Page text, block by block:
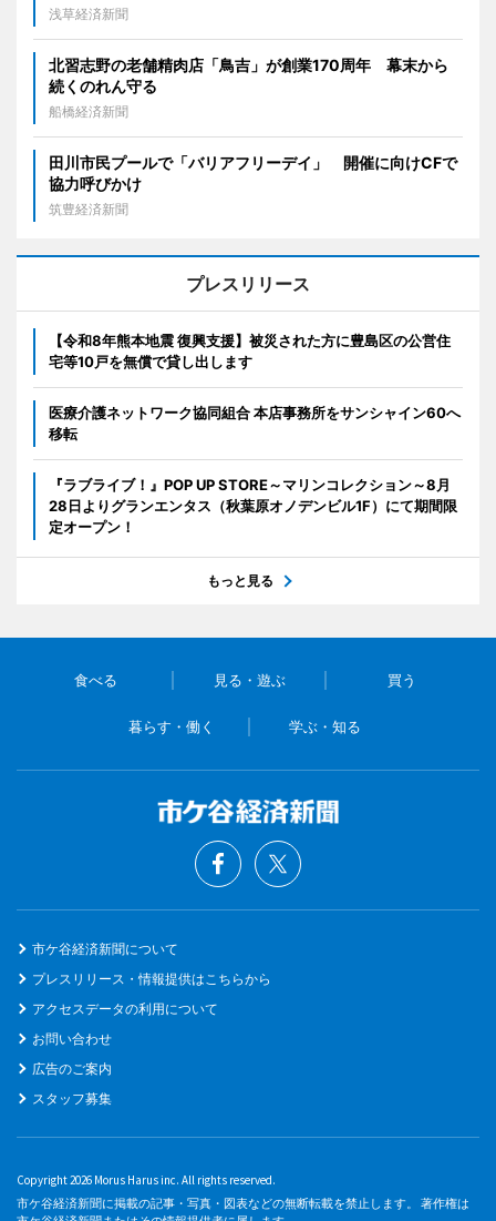
浅草経済新聞
北習志野の老舗精肉店「鳥吉」が創業170周年 幕末から
続くのれん守る
船橋経済新聞
田川市民プールで「バリアフリーデイ」 開催に向けCFで
協力呼びかけ
筑豊経済新聞
プレスリリース
【令和8年熊本地震 復興支援】被災された方に豊島区の公営住
宅等10戸を無償で貸し出します
医療介護ネットワーク協同組合 本店事務所をサンシャイン60へ
移転
『ラブライブ！』POP UP STORE～マリンコレクション～8月
28日よりグランエンタス（秋葉原オノデンビル1F）にて期間限
定オープン！
もっと見る
食べる 見る・遊ぶ 買う
暮らす・働く 学ぶ・知る
市ケ谷経済新聞について
プレスリリース・情報提供はこちらから
アクセスデータの利用について
お問い合わせ
広告のご案内
スタッフ募集
Copyright 2026 Morus Harus inc. All rights reserved.
市ケ谷経済新聞に掲載の記事・写真・図表などの無断転載を禁止します。 著作権は